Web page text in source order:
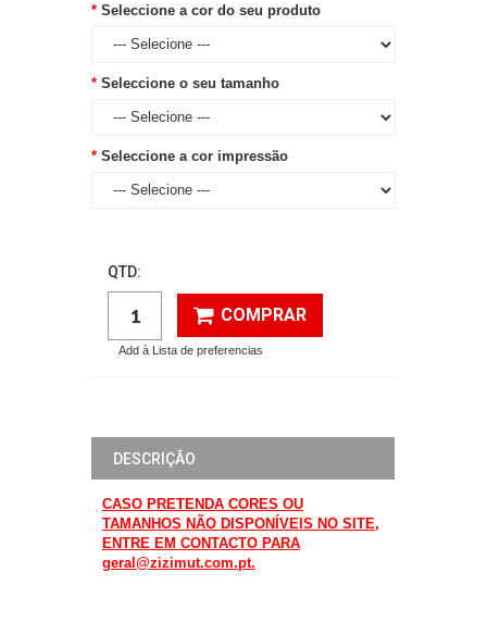
Seleccione a cor do seu produto
Seleccione o seu tamanho
Seleccione a cor impressão
QTD:
COMPRAR
Add à Lista de preferencias
DESCRIÇÃO
CASO PRETENDA CORES OU
TAMANHOS NÃO DISPONÍVEIS NO SITE,
ENTRE EM CONTACTO PARA
geral@zizimut.com.pt.